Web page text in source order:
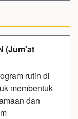
(Jum'at
rutin di
membentuk
dan